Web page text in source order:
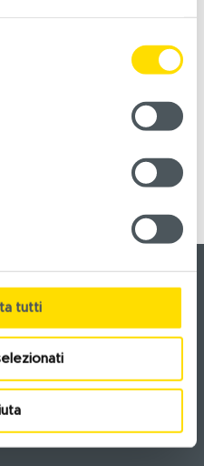
tutti
di Named S.r.l.